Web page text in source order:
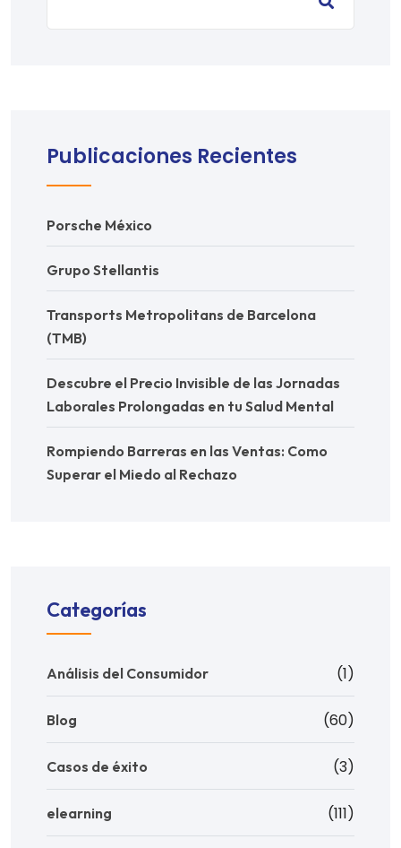
Publicaciones Recientes
Porsche México
Grupo Stellantis
Transports Metropolitans de Barcelona
(TMB)
Descubre el Precio Invisible de las Jornadas
Laborales Prolongadas en tu Salud Mental
Rompiendo Barreras en las Ventas: Como
Superar el Miedo al Rechazo
Categorías
Análisis del Consumidor (1)
Blog (60)
Casos de éxito (3)
elearning (111)